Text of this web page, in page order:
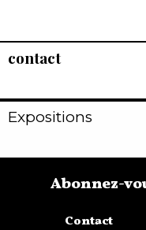
contact
Expositions
Contact
Abonnez-